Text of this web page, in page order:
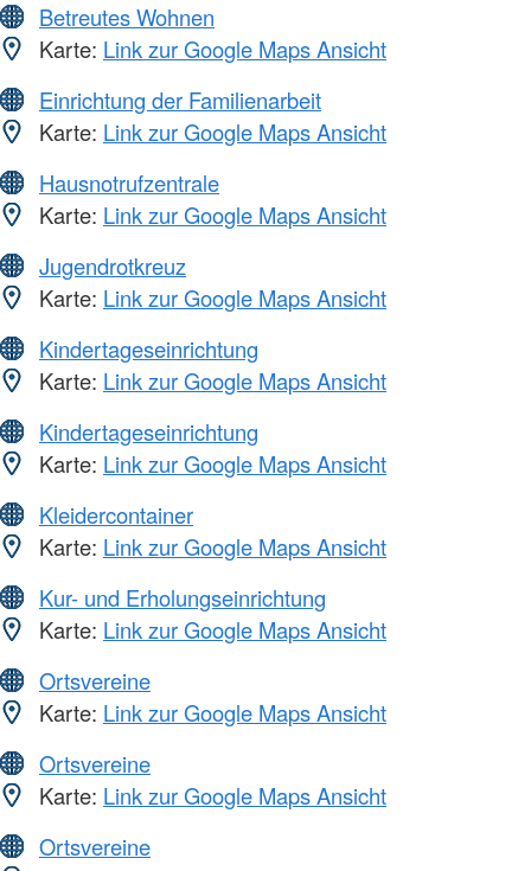
Betreutes Wohnen
Karte: Link zur Google Maps Ansicht
Einrichtung der Familienarbeit
Karte: Link zur Google Maps Ansicht
Hausnotrufzentrale
Karte: Link zur Google Maps Ansicht
Jugendrotkreuz
Karte: Link zur Google Maps Ansicht
Kindertageseinrichtung
Karte: Link zur Google Maps Ansicht
Kindertageseinrichtung
Karte: Link zur Google Maps Ansicht
Kleidercontainer
Karte: Link zur Google Maps Ansicht
Kur- und Erholungseinrichtung
Karte: Link zur Google Maps Ansicht
Ortsvereine
Karte: Link zur Google Maps Ansicht
Ortsvereine
Karte: Link zur Google Maps Ansicht
Ortsvereine